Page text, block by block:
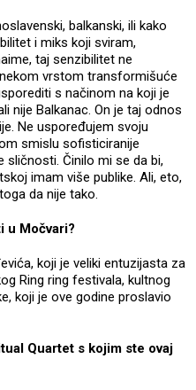
balkanski, ili kako
i miks koji sviram,
taj senzibilitet ne
vrstom transformišuće
s načinom na koji je
nije Balkanac. On je taj odnos
Ne uspoređujem svoju
smislu sofisticiranije
Činilo mi se da bi,
imam više publike. Ali, eto,
da nije tako.
u Močvari?
koji je veliki entuzijasta za
Ring ring festivala, kultnog
koji je ove godine proslavio
Quartet s kojim ste ovaj